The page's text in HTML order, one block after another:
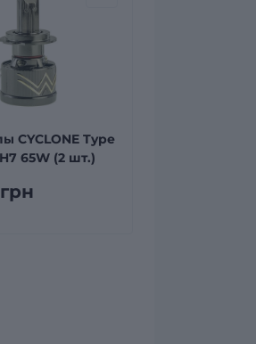
CYCLONE Type
65W (2 шт.)